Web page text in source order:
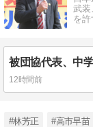
武装
を許
12時間前
#林芳正 #高市早苗